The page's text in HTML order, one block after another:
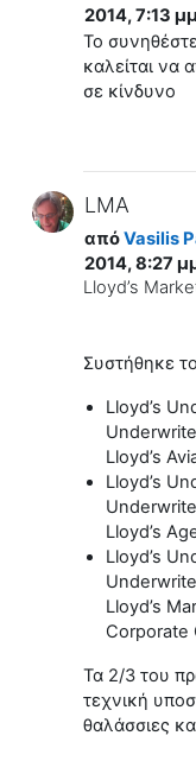
2014, 7:13 μμ
Το
καλείται να
σε κίνδυνο
LMA
απόVasilis
2014, 8:27
Lloyd’s
Συστήθηκε
Lloyd’s
Lloyd’s
Lloyd’s
Lloyd’s
Lloyd’s
Lloyd’s
Corporate
Τα 2/3 του
τεχνική
θαλάσσιες